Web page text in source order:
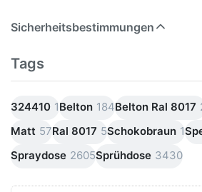
Sicherheitsbestimmungen
Tags
324410 1Belton 184Belton Ral 8017
Matt 57Ral 8017 5Schokobraun 1
Spraydose 2605Sprühdose 3430